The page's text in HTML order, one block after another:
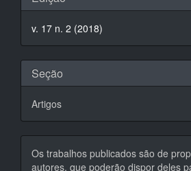
do
artigo
v. 17 n. 2 (2018)
Seção
Artigos
Os trabalhos publicados são de
autores, que poderão dispor deles